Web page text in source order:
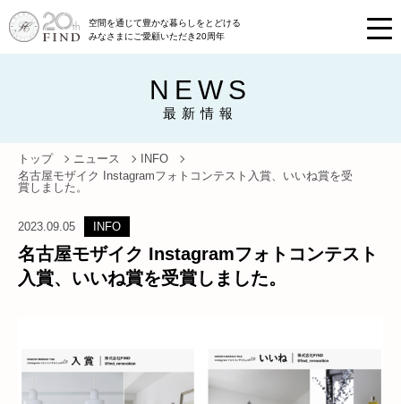
空間を通じて豊かな暮らしをとどける
みなさまにご愛顧いただき20周年
NEWS
最新情報
トップ ニュース
INFO
名古屋モザイク Instagramフォトコンテスト入賞、いいね賞を受
賞しました。
2023.09.05 INFO
名古屋モザイク Instagramフォトコンテスト
入賞、いいね賞を受賞しました。